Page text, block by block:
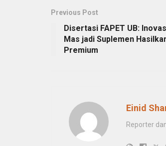
Previous Post
Disertasi FAPET UB:
Mas jadi Suplemen
Premium
Einid
Reporter